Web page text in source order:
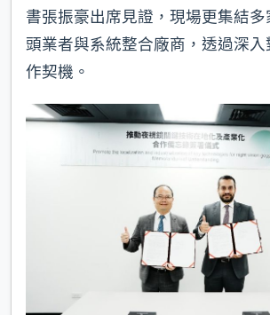
書張振豪出席見證，現場更集結
頭業者與系統整合廠商，透過深入
作契機。